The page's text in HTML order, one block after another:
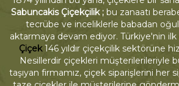
Sabuncakis Çiçekçilik ; bu zanaatı
tecrübe ve inceliklerle babadan
aktarmaya devam ediyor. Türkiye'nin ilk
Çiçek146 yıldır çiçekçilik sektörüne
Nesillerdir çiçekleri müşterilerileriyle
taşıyan firmamız, çiçek siparişlerini her